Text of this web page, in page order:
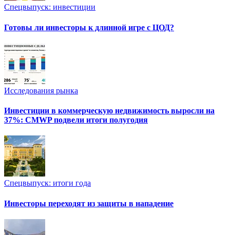
Спецвыпуск: инвестиции
Готовы ли инвесторы к длинной игре с ЦОД?
Исследования рынка
Инвестиции в коммерческую недвижимость выросли на
37%: CMWP подвели итоги полугодия
Спецвыпуск: итоги года
Инвесторы переходят из защиты в нападение